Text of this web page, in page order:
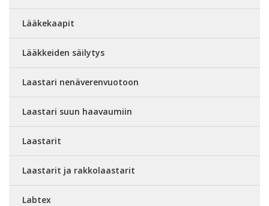
Lääkekaapit
Lääkkeiden säilytys
Laastari nenäverenvuotoon
Laastari suun haavaumiin
Laastarit
Laastarit ja rakkolaastarit
Labtex